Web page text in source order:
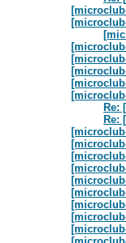
Re:
Re: